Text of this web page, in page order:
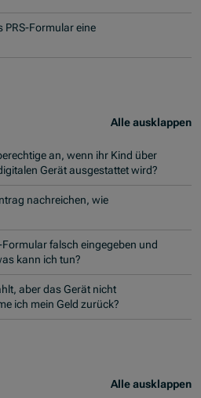
PRS-Formular eine
Alle ausklappen
an, wenn ihr Kind über
Gerät ausgestattet wird?
nachreichen, wie
falsch eingegeben und
kann ich tun?
aber das Gerät nicht
ich mein Geld zurück?
Alle ausklappen